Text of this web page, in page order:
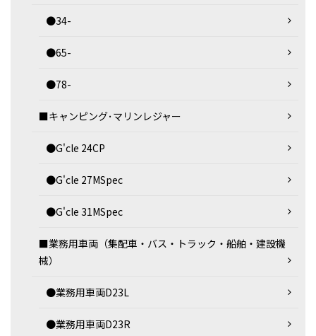
●34-
●65-
●78-
■キャンピング･マリンレジャー
●G'cle 24CP
●G'cle 27MSpec
●G'cle 31MSpec
■業務用車両（集配車・バス・トラック・船舶・建設機
械）
●業務用車両D23L
●業務用車両D23R